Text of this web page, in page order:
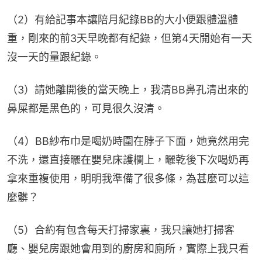
（2）有給記事本讓陪月紀錄BB的大小便跟體溫體
重，剛來的前3天早晚都有紀錄，但第4天開始有一天
沒一天的量跟紀錄。
（3）請她離開後的當天晚上，我清BB鼻孔清出來的
鼻屎都是黑色的，可見很久沒清。
（4）BB紗布巾是喝奶時圍在脖子下面，她竟然用完
不洗，還直接曬在嬰兒床護欄上，曬乾後下次喝奶再
拿來重複使用，明明我準備了很多條，為甚麼可以這
麼髒？
（5）合約有包含每天打掃家裏，我只讓她打掃客
廳、嬰兒房跟她會用到的廚房和廁所，實際上我只看